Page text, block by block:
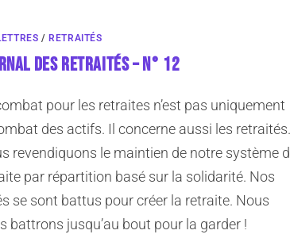
/ RETRAITÉS
DES RETRAITÉS – N° 12
pour les retraites n’est pas uniquement
des actifs. Il concerne aussi les retraités.
revendiquons le maintien de notre système
par répartition basé sur la solidarité. Nos
se sont battus pour créer la retraite. Nous
battrons jusqu’au bout pour la garder !